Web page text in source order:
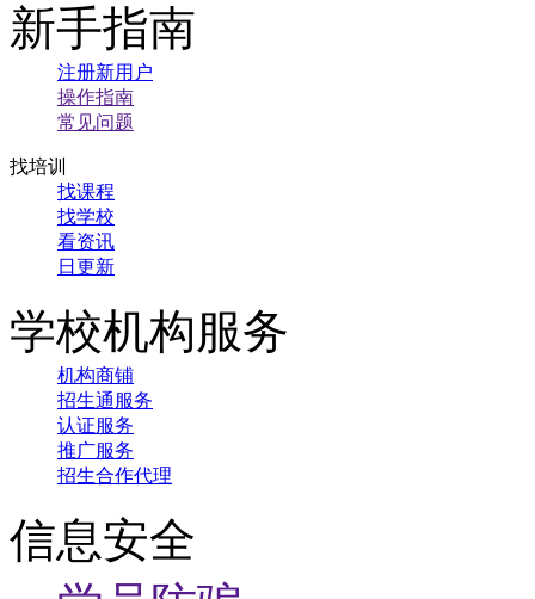
新手指南
注册新用户
操作指南
常见问题
找培训
找课程
找学校
看资讯
日更新
学校机构服务
机构商铺
招生通服务
认证服务
推广服务
招生合作代理
信息安全